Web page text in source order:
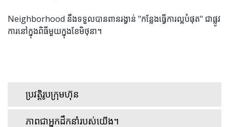
Neighborhood នឹងទទួលបានពានរង្វាន់ "កន្លែងធ្វើការល្អបំផុត" ជាផ្លូវ
ការនៅក្នុងពិធីមួយក្នុងខែមិថុនា។
ប្រវត្តិរូបក្រុមហ៊ុន
ភាពជាអ្នកដឹកនាំរបស់យើង។